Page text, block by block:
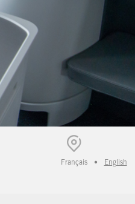
Français
_SELECTED_
• English